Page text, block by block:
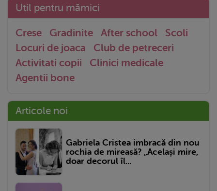
Util pentru mămici
Crese Gradinite After school
Scoli
Locuri de joaca
Club de petreceri
Activitati copii
Clinici medicale
Agentii bone
Articole noi
Gabriela Cristea imbracă din nou
rochia de mireasă? „Același mire,
doar decorul îl...